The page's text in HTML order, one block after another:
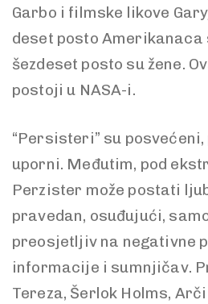
Garbo i filmske likove
deset posto Amerikanaca
šezdeset posto su žene.
postoji u NASA-i.
“Persisteri” su
uporni. Međutim, pod
Perzister može postati
pravedan, osuđujući,
preosjetljiv na negativne
informacije i sumnjičav.
Tereza, Šerlok Holms,